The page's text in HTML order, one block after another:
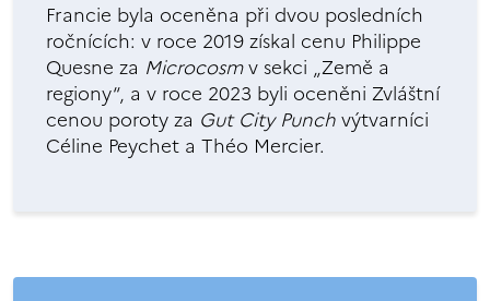
Francie byla oceněna při dvou posledních
ročnících: v roce 2019 získal cenu Philippe
Quesne za Microcosmv sekci „Země a
regiony“, a v roce 2023 byli oceněni Zvláštní
cenou poroty za Gut City Punchvýtvarníci
Céline Peychet a Théo Mercier.